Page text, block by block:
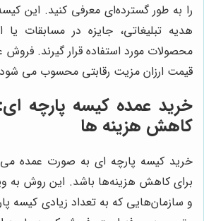
را به طور گسترده‌ای معرفی کنید. این
هدیه تبلیغاتی، جایزه در مسابقات یا
محصولات مورد استفاده قرار گیرند. فروش
قیمت ارزان مزیت رقابتی محسوب می
خرید عمده کیسه پارچه
کاهش هزینه ها
خرید کیسه پارچه ای به صورت عمده
برای کاهش هزینه‌ها باشد. این روش به
و سازمان‌هایی که به تعداد زیادی کیسه